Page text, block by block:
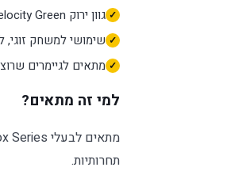
גוון ירוק Velocity Green מאפשר התאמה לעיצוב העמדה או להעדפה אישית.
שימושי למשחק זוגי,
מתאים לגיימרים
למי זה מתאים?
תחרותיות.